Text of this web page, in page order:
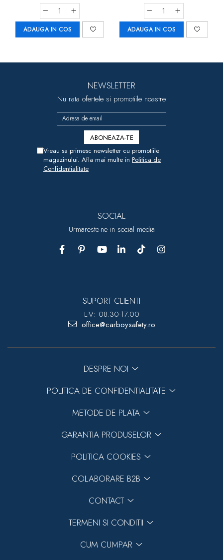
ADAUGA IN COS ADAUGA IN COS
NEWSLETTER
Nu rata ofertele si promotiile noastre
Vreau sa primesc newsletter cu promotiile
magazinului. Afla mai multe in Politica de
Confidentialitate
SOCIAL
Urmareste-ne in social media
SUPORT CLIENTI
L-V: 08.30-17.00
office@carboysafety.ro
DESPRE NOI
POLITICA DE CONFIDENTIALITATE
METODE DE PLATA
GARANTIA PRODUSELOR
POLITICA COOKIES
COLABORARE B2B
CONTACT
TERMENI SI CONDITII
CUM CUMPAR